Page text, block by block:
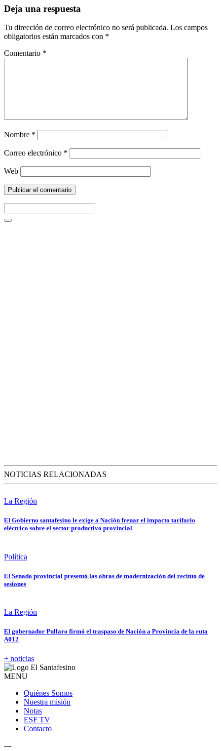
Deja una respuesta
Tu dirección de correo electrónico no será publicada. Los campos
obligatorios están marcados con *
Comentario *
Nombre *
Correo electrónico *
Web
NOTICIAS RELACIONADAS
La Región
El Gobierno santafesino le exige a Nación frenar el impacto tarifario
eléctrico sobre el sector productivo provincial
Política
El Senado provincial presentó las obras de modernización del recinto de
sesiones
La Región
El gobernador Pullaro firmó el traspaso de Nación a Provincia de la ruta
A012
+ noticias
MENU
Quiénes Somos
Nuestra misión
Notas
ESF TV
Contacto
---